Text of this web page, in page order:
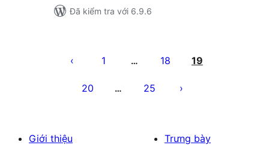
Đã kiểm tra với 6.9.6
trang
1 … 18 19
20 … 25
Giới thiệu
Trưng bày